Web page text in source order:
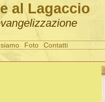
al Lagaccio
Foto Contatti